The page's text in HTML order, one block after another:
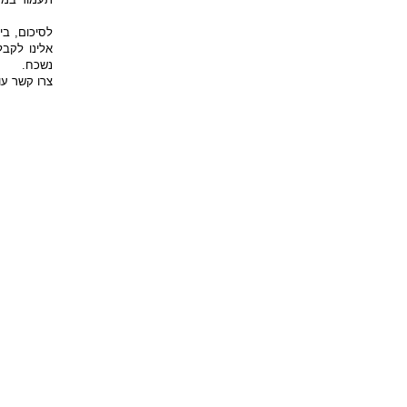
לסיכום,
אלינו
נשכח.
צרו קשר